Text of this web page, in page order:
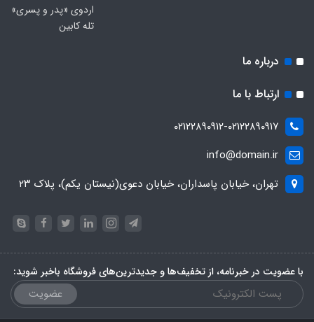
اردوی «پدر و پسری»
تله کابین
درباره ما
ارتباط با ما
۰۲۱۲۲۸۹۰۹۱۲-۰۲۱۲۲۸۹۰۹۱۷
info@domain.ir
تهران، خیابان پاسداران، خیابان دعوی(نیستان یکم)، پلاک ۲۳
با عضویت در خبرنامه، از تخفیف‌ها و جدیدترین‌های فروشگاه باخبر شوید:
عضویت